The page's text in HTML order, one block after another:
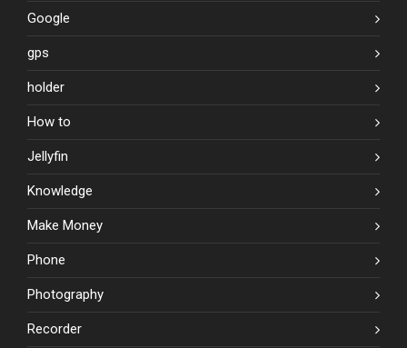
Google
gps
holder
How to
Jellyfin
Knowledge
Make Money
Phone
Photography
Recorder